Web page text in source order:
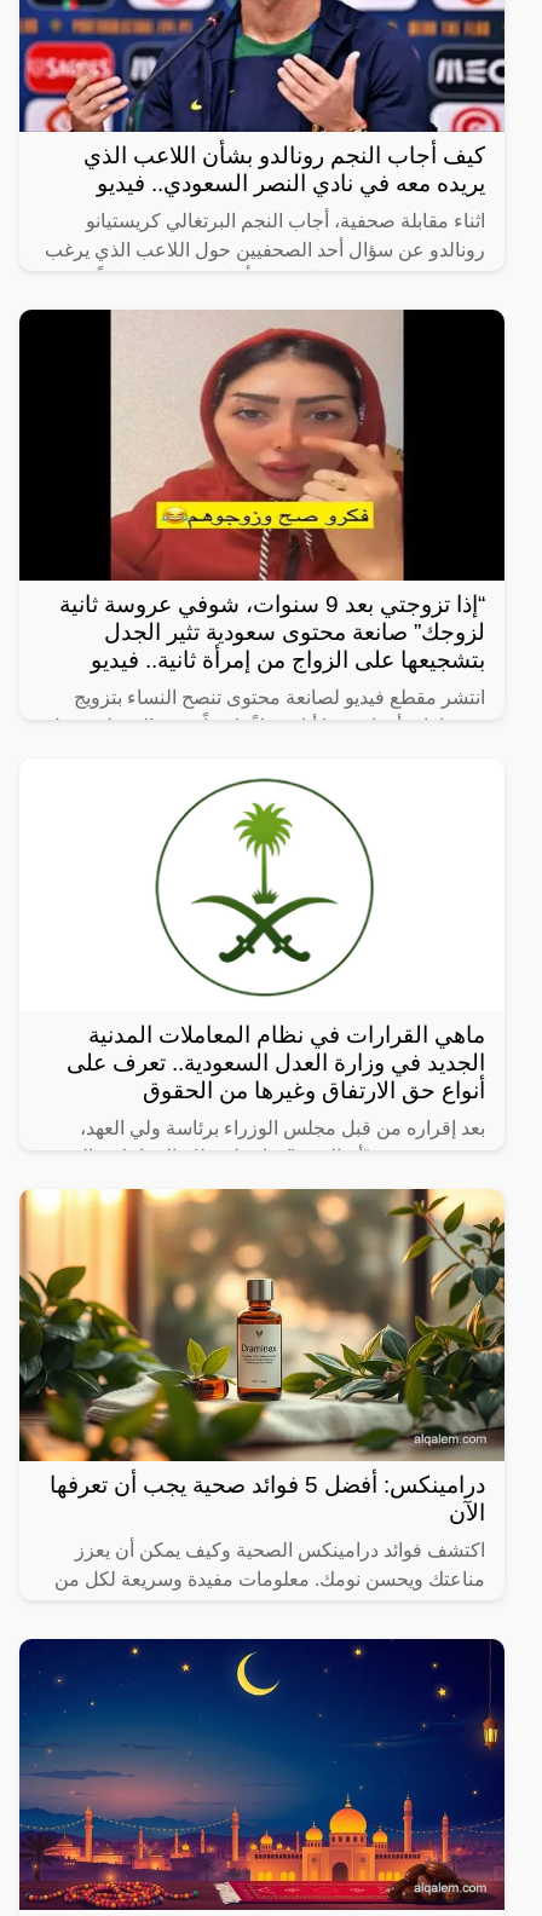
كيف أجاب النجم رونالدو بشأن اللاعب الذي
يريده معه في نادي النصر السعودي.. فيديو
اثناء مقابلة صحفية، أجاب النجم البرتغالي كريستيانو
رونالدو عن سؤال أحد الصحفيين حول اللاعب الذي يرغب
“أختارك أنت،
“إذا تزوجتي بعد 9 سنوات، شوفي عروسة ثانية
لزوجك” صانعة محتوى سعودية تثير الجدل
بتشجيعها على الزواج من إمرأة ثانية.. فيديو
انتشر مقطع فيديو لصانعة محتوى تنصح النساء بتزويج
زوجها بامرأة ثانية، ما أثار جدلاً واسعاً. وفي المقطع، تقول
ماهي القرارات في نظام المعاملات المدنية
الجديد في وزارة العدل السعودية.. تعرف على
أنواع حق الارتفاق وغيرها من الحقوق
بعد إقراره من قبل مجلس الوزراء برئاسة ولي العهد،
نشرت صحيفة “أم القرى” تفاصيل نظام المعاملات المدنية
الجديد في المملكة العربية السعودية، والذي سيتم تطبيقه
بعد
درامينكس: أفضل 5 فوائد صحية يجب أن تعرفها
الآن
اكتشف فوائد درامينكس الصحية وكيف يمكن أن يعزز
مناعتك ويحسن نومك. معلومات مفيدة وسريعة لكل من